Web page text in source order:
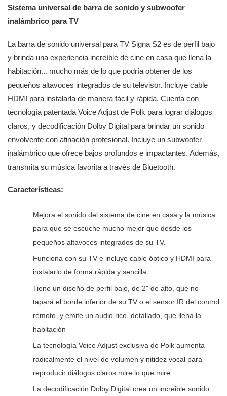
Sistema universal de barra de sonido y subwoofer
inalámbrico para TV
La barra de sonido universal para TV Signa S2 es de perfil bajo
y brinda una experiencia increíble de cine en casa que llena la
habitación... mucho más de lo que podría obtener de los
pequeños altavoces integrados de su televisor. Incluye cable
HDMI para instalarla de manera fácil y rápida. Cuenta con
tecnología patentada Voice Adjust de Polk para lograr diálogos
claros, y decodificación Dolby Digital para brindar un sonido
envolvente con afinación profesional. Incluye un subwoofer
inalámbrico que ofrece bajos profundos e impactantes. Además,
transmita su música favorita a través de Bluetooth.
Características:
Mejora el sonido del sistema de cine en casa y la música
para que se escuche mucho mejor que desde los
pequeños altavoces integrados de su TV.
Funciona con su TV e incluye cable óptico y HDMI para
instalarlo de forma rápida y sencilla.
Tiene un diseño de perfil bajo, de 2" de alto, que no
tapará el borde inferior de su TV o el sensor IR del control
remoto, y emite un audio rico, detallado, que llena la
habitación
La tecnología Voice Adjust exclusiva de Polk aumenta
radicalmente el nivel de volumen y nitidez vocal para
reproducir diálogos claros mire lo que mire
La decodificación Dolby Digital crea un increible sonido